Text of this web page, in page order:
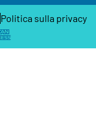
Politica sulla privacy